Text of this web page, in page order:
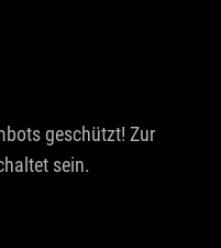
geschützt! Zur
sein.